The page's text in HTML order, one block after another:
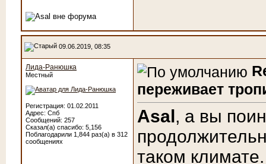
09.06.2019, 08:35
Лида-Ранюшка
Местный
Регистрация: 01.02.2011
Адрес: Спб
Сообщений: 257
Сказал(а) спасибо: 5,156
Поблагодарили 1,844 раз(а) в 312
сообщениях
переживает
Asal , а вы
таком климате.